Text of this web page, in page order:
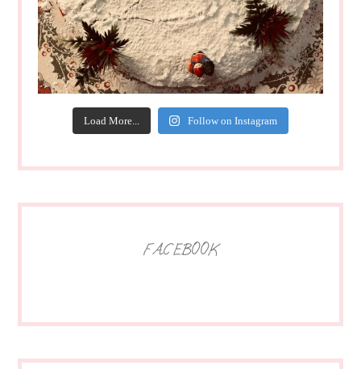
Load More... Follow on Instagram
FACEBOOK